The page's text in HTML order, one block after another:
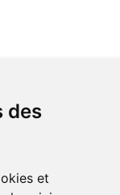
des
et
à Amiens
là rapidement